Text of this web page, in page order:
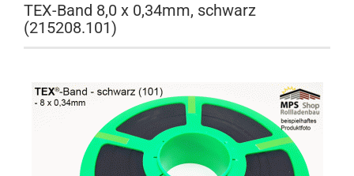
TEX-Band 8,0 x 0,34mm, schwarz
(215208.101)